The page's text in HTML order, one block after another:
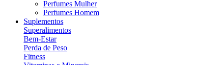
Perfumes Mulher
Perfumes Homem
Suplementos
Superalimentos
Bem-Estar
Perda de Peso
Fitness